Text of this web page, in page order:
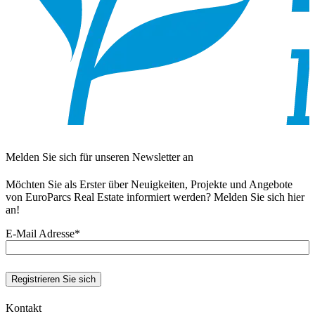
Melden Sie sich für unseren Newsletter an
Möchten Sie als Erster über Neuigkeiten, Projekte und Angebote
von EuroParcs Real Estate informiert werden? Melden Sie sich hier
an!
E-Mail Adresse*
Registrieren Sie sich
Kontakt